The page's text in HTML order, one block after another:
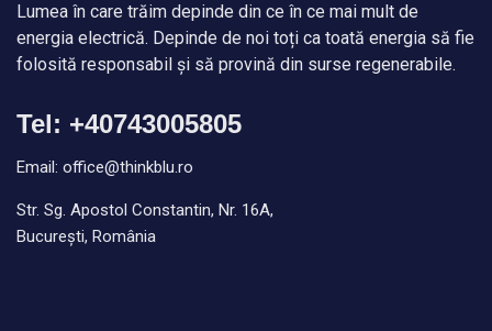
Lumea în care trăim depinde din ce în ce mai mult de
energia electrică. Depinde de noi toți ca toată energia să fie
folosită responsabil și să provină din surse regenerabile.
Tel: +40743005805
Email: office@thinkblu.ro
Str. Sg. Apostol Constantin, Nr. 16A,
București, România